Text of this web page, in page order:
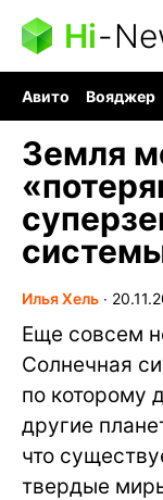
Hi-
Авито Вояджер
Земля
Илья Хель ∙
Еще совсем
Солнечная
по которому
другие
что
твердые